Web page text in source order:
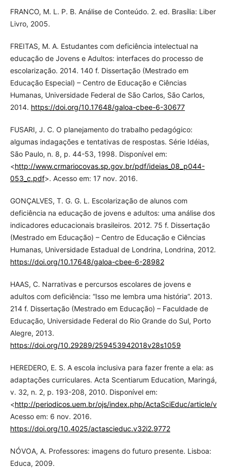
FRANCO, M. L. P. B. Análise de Conteúdo. 2. ed. Brasília: Liber
Livro, 2005.
FREITAS, M. A. Estudantes com deficiência intelectual na
educação de Jovens e Adultos: interfaces do processo de
escolarização. 2014. 140 f. Dissertação (Mestrado em
Educação Especial) – Centro de Educação e Ciências
Humanas, Universidade Federal de São Carlos, São Carlos,
2014. https://doi.org/10.17648/galoa-cbee-6-30677
FUSARI, J. C. O planejamento do trabalho pedagógico:
algumas indagações e tentativas de respostas. Série Idéias,
São Paulo, n. 8, p. 44-53, 1998. Disponível em:
<http://www.crmariocovas.sp.gov.br/pdf/ideias_08_p044-
053_c.pdf>. Acesso em: 17 nov. 2016.
GONÇALVES, T. G. G. L. Escolarização de alunos com
deficiência na educação de jovens e adultos: uma análise dos
indicadores educacionais brasileiros. 2012. 75 f. Dissertação
(Mestrado em Educação) – Centro de Educação e Ciências
Humanas, Universidade Estadual de Londrina, Londrina, 2012.
https://doi.org/10.17648/galoa-cbee-6-28982
HAAS, C. Narrativas e percursos escolares de jovens e
adultos com deficiência: “Isso me lembra uma história”. 2013.
214 f. Dissertação (Mestrado em Educação) – Faculdade de
Educação, Universidade Federal do Rio Grande do Sul, Porto
Alegre, 2013.
https://doi.org/10.29289/259453942018v28s1059
HEREDERO, E. S. A escola inclusiva para fazer frente a ela: as
adaptações curriculares. Acta Scentiarum Education, Maringá,
v. 32, n. 2, p. 193-208, 2010. Disponível em:
<http://periodicos.uem.br/ojs/index.php/ActaSciEduc/article/
Acesso em: 6 nov. 2016.
https://doi.org/10.4025/actascieduc.v32i2.9772
NÓVOA, A. Professores: imagens do futuro presente. Lisboa:
Educa, 2009.